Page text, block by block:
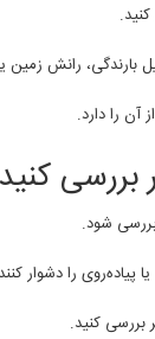
رانش زمین
را دارد.
کنید
شود.
پیاده‌روی را دشوار
کنید.